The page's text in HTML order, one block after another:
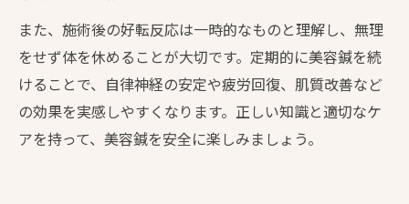
また、施術後の好転反応は一時的なものと理解し、無理
をせず体を休めることが大切です。定期的に美容鍼を続
けることで、自律神経の安定や疲労回復、肌質改善など
の効果を実感しやすくなります。正しい知識と適切なケ
アを持って、美容鍼を安全に楽しみましょう。